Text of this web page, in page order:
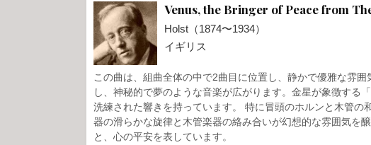
Venus, the Bringer of Peace from
Holst（1874〜1934）
イギリス
この曲は、組曲全体の中で2曲目に位置し、静かで優雅な雰
し、神秘的で夢のような音楽が広がります。金星が象徴する
洗練された響きを持っています。 特に冒頭のホルンと木管
器の滑らかな旋律と木管楽器の絡み合いが幻想的な雰囲気を
と、心の平安を表しています。